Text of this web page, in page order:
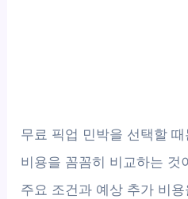
무료 픽업 민박을 선택할
비용을 꼼꼼히 비교하는 것
주요 조건과 예상 추가 비